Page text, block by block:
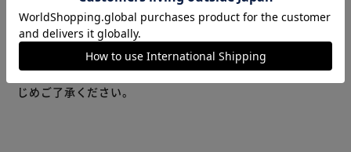
手に取りやすく、体に負担がかかりにくい軽量設計。長時間
の移動もラクラク。 【見た目以上に丈夫でガシガシ使え
る】 薄手ながら耐久性のあるリップストップ生地。荷物を
入れても裂けにくく、頼りになるアイテム◎ 【両手が空い
てストレスフリー】 ショルダーベルトの長さを調節して、
肩掛けや斜め掛け。アクティブに動く日も快適。 【開閉ス
もっと見る
※製品は予告なく仕様を変更する場合がございます。あらか
じめご了承ください。